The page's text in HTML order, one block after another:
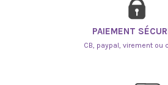
PAIEMENT
CB, paypal, virement ou